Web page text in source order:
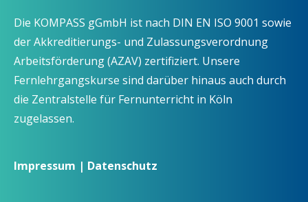
Die KOMPASS gGmbH ist nach DIN EN ISO 9001 sowie
der Akkreditierungs- und Zulassungsverordnung
Arbeitsförderung (AZAV) zertifiziert. Unsere
Fernlehrgangskurse sind darüber hinaus auch durch
die Zentralstelle für Fernunterricht in Köln
zugelassen.
Impressum | Datenschutz